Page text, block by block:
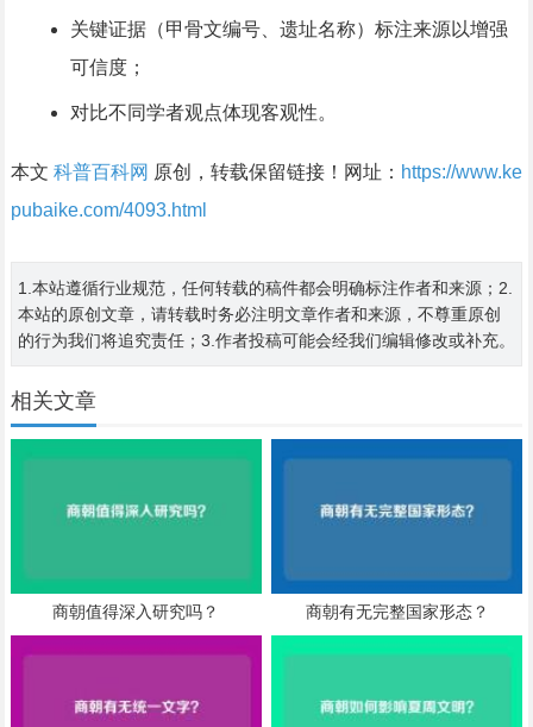
关键证据（甲骨文编号、遗址名称）标注来源以增强
可信度；
对比不同学者观点体现客观性。
本文 科普百科网 原创，转载保留链接！网址： https://www.ke
pubaike.com/4093.html
1.本站遵循行业规范，任何转载的稿件都会明确标注作者和来源；2.
本站的原创文章，请转载时务必注明文章作者和来源，不尊重原创
的行为我们将追究责任；3.作者投稿可能会经我们编辑修改或补充。
相关文章
商朝值得深入研究吗？ 商朝有无完整国家形态？